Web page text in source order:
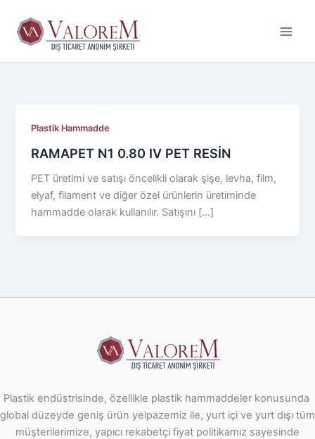
Plastik Hammadde
RAMAPET N1 0.80 IV PET RESİN
PET üretimi ve satışı öncelikli olarak şişe, levha, film,
elyaf, filament ve diğer özel ürünlerin üretiminde
hammadde olarak kullanılır. Satışını […]
Plastik endüstrisinde, özellikle plastik hammaddeler konusunda
global düzeyde geniş ürün yelpazemiz ile, yurt içi ve yurt dışı tüm
müşterilerimize, yapıcı rekabetçi fiyat politikamız sayesinde